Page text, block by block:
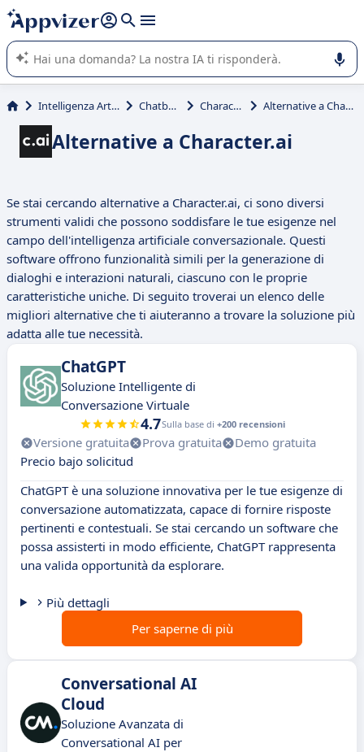
righe con
shift + enter
L'IA di Appvizer vi guida nell'utilizzo o nella scelta di un
software SaaS per la vostra azienda.
Intelligenza Artificiale Chatbot IA Character.ai Alternative a Character.ai
Alternative a Character.ai
Se stai cercando alternative a Character.ai, ci sono diversi
strumenti validi che possono soddisfare le tue esigenze nel
campo dell'intelligenza artificiale conversazionale. Questi
software offrono funzionalità simili per la generazione di
dialoghi e interazioni naturali, ciascuno con le proprie
caratteristiche uniche. Di seguito troverai un elenco delle
migliori alternative che ti aiuteranno a trovare la soluzione più
adatta alle tue necessità.
ChatGPT
Soluzione Intelligente di
Conversazione Virtuale
4.7Sulla base di +200 recensioni
Versione gratuita Prova gratuita
Demo gratuita
Precio bajo solicitud
ChatGPT è una soluzione innovativa per le tue esigenze di
conversazione automatizzata, capace di fornire risposte
pertinenti e contestuali. Se stai cercando un software che
possa assisterti in modo efficiente, ChatGPT rappresenta
una valida opportunità da esplorare.
Più dettagli
Per saperne di più
Conversational AI
Cloud
Soluzione Avanzata di
Conversational AI per